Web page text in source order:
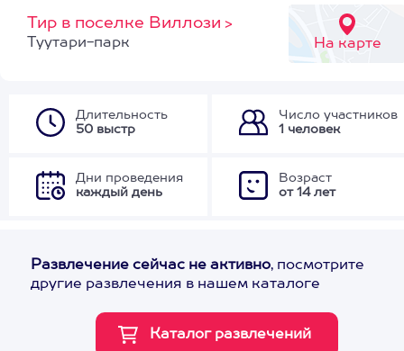
Тир в поселке Виллози >
На карте
Туутари-парк
Длительность
50 выстр
Число участников
1 человек
Дни проведения
каждый день
Возраст
от 14 лет
Развлечение сейчас не активно, посмотрите
другие развлечения в нашем каталоге